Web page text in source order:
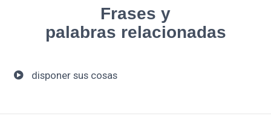
Frases y
palabras relacionadas
disponer sus cosas